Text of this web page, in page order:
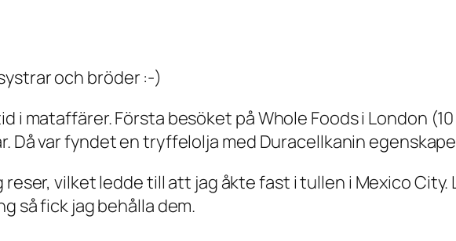
och bröder :-)
i mataffärer. Första besöket på Whole Foods i London
Då var fyndet en tryffelolja med Duracellkanin
reser, vilket ledde till att jag åkte fast i tullen i Mexico
så fick jag behålla dem.